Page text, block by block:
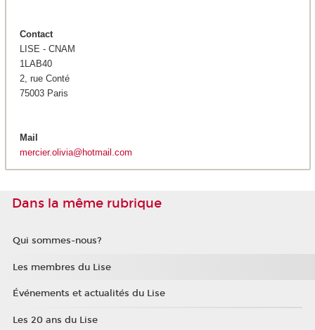
Contact
LISE - CNAM
1LAB40
2, rue Conté
75003 Paris
Mail
mercier.olivia@hotmail.com
Dans la même rubrique
Qui sommes-nous?
Les membres du Lise
Événements et actualités du Lise
Les 20 ans du Lise